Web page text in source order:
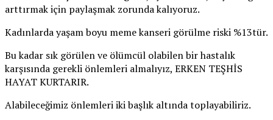
arttırmak için paylaşmak zorunda kalıyoruz.
Kadınlarda yaşam boyu meme kanseri görülme riski %13tür.
Bu kadar sık görülen ve ölümcül olabilen bir hastalık
karşısında gerekli önlemleri almalıyız, ERKEN TEŞHİS
HAYAT KURTARIR.
Alabileceğimiz önlemleri iki başlık altında toplayabiliriz.